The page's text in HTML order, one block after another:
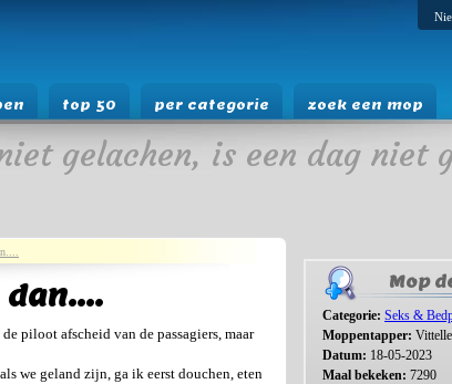
top 50 per categorie zoek een mop
gelachen, is een dag niet
dan....
piloot afscheid van de passagiers, maar
we geland zijn, ga ik eerst douchen, eten
Mop
Categorie: Seks &
Moppentapper:
Datum: 18-05-2023
Maal bekeken: 7290